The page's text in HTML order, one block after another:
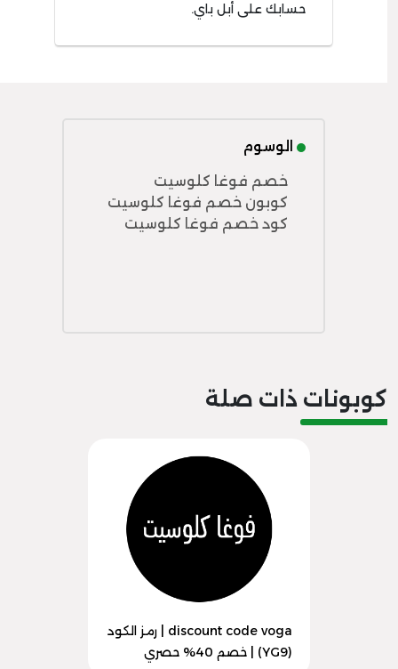
حسابك على أبل باي.
الوسوم
خصم فوغا كلوسيت
كوبون خصم فوغا كلوسيت
كود خصم فوغا كلوسيت
كوبونات ذات صلة
discount code voga | رمز الكود
(YG9) | خصم 40% حصري